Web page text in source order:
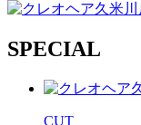
SPECIAL
CUT